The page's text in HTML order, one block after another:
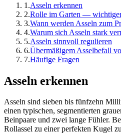
1 .Asseln erkennen
2.Rolle im Garten —
3.Wann werden Asseln zum
4.Warum sich Asseln stark
5.Asseln sinnvoll regulieren
6.Übermäßigem Asselbefall
7.Häufige Fragen
Asseln erkennen
Asseln sind sieben bis fünfzehn
einen typischen, segmentierten
Beinpaare und zwei lange Fühler.
Rollassel zu einer perfekten Kugel